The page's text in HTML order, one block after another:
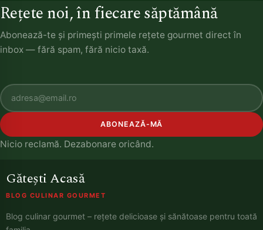
Rețete noi, în fiecare săptămână
Abonează-te și primești primele rețete gourmet direct în
inbox — fără spam, fără nicio taxă.
ABONEAZĂ-MĂ
Nicio reclamă. Dezabonare oricând.
Gătești Acasă
BLOG CULINAR GOURMET
Blog culinar gourmet – rețete delicioase și sănătoase pentru toată